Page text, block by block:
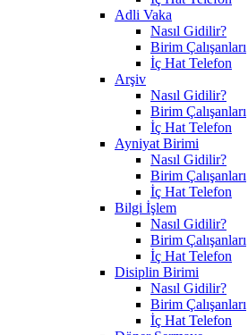
Adli Vaka
Nasıl Gidilir?
Birim Çalışanları
İç Hat Telefon
Arşiv
Nasıl Gidilir?
Birim Çalışanları
İç Hat Telefon
Ayniyat Birimi
Nasıl Gidilir?
Birim Çalışanları
İç Hat Telefon
Bilgi İşlem
Nasıl Gidilir?
Birim Çalışanları
İç Hat Telefon
Disiplin Birimi
Nasıl Gidilir?
Birim Çalışanları
İç Hat Telefon